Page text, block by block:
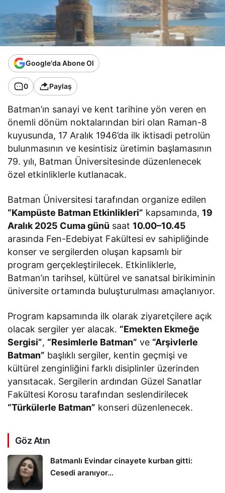
Google'da Abone Ol
0 Paylaş
Batman’ın sanayi ve kent tarihine yön veren en
önemli dönüm noktalarından biri olan Raman-8
kuyusunda, 17 Aralık 1946’da ilk iktisadi petrolün
bulunmasının ve kesintisiz üretimin başlamasının
79. yılı, Batman Üniversitesinde düzenlenecek
özel etkinliklerle kutlanacak.
Batman Üniversitesi tarafından organize edilen
“Kampüste Batman Etkinlikleri” kapsamında, 19
Aralık 2025 Cuma günü saat 10.00–10.45
arasında Fen-Edebiyat Fakültesi ev sahipliğinde
konser ve sergilerden oluşan kapsamlı bir
program gerçekleştirilecek. Etkinliklerle,
Batman’ın tarihsel, kültürel ve sanatsal birikiminin
üniversite ortamında buluşturulması amaçlanıyor.
Program kapsamında ilk olarak ziyaretçilere açık
olacak sergiler yer alacak. “Emekten Ekmeğe
Sergisi”, “Resimlerle Batman” ve “Arşivlerle
Batman” başlıklı sergiler, kentin geçmişi ve
kültürel zenginliğini farklı disiplinler üzerinden
yansıtacak. Sergilerin ardından Güzel Sanatlar
Fakültesi Korosu tarafından seslendirilecek
“Türkülerle Batman” konseri düzenlenecek.
Göz Atın
Batmanlı Evindar cinayete kurban gitti:
Cesedi aranıyor…